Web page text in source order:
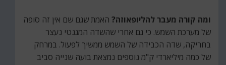
ומה קורה מעבר להליופאוזה? האמת שגם שם אין זה סופה
של מערכת השמש. כי גם אחרי שהשדה המגנטי נעצר
בחריקה, שדה הכבידה של השמש ממשיך לפעול. במרחק
של כמה מיליארדי ק"מ נוספים נמצאת בועה שנייה סביב